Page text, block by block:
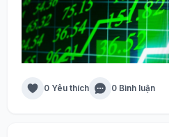
0 Yêu thích 0 Bình luận